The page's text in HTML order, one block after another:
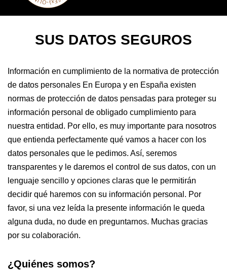
SUS DATOS SEGUROS
Información en cumplimiento de la normativa de protección
de datos personales En Europa y en España existen
normas de protección de datos pensadas para proteger su
información personal de obligado cumplimiento para
nuestra entidad. Por ello, es muy importante para nosotros
que entienda perfectamente qué vamos a hacer con los
datos personales que le pedimos. Así, seremos
transparentes y le daremos el control de sus datos, con un
lenguaje sencillo y opciones claras que le permitirán
decidir qué haremos con su información personal. Por
favor, si una vez leída la presente información le queda
alguna duda, no dude en preguntarnos. Muchas gracias
por su colaboración.
¿Quiénes somos?